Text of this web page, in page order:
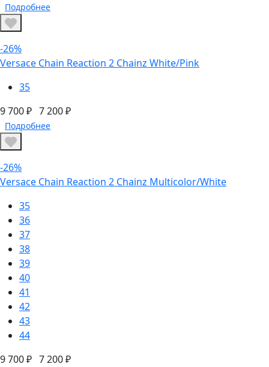
Подробнее
-26%
Versace Chain Reaction 2 Chainz White/Pink
35
9 700 ₽ 7 200 ₽
Подробнее
-26%
Versace Chain Reaction 2 Chainz Multicolor/White
35
36
37
38
39
40
41
42
43
44
9 700 ₽ 7 200 ₽